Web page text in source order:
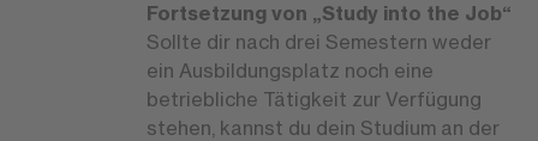
Fortsetzung von „Study into the Job“
Sollte dir nach drei Semestern weder
ein Ausbildungsplatz noch eine
betriebliche Tätigkeit zur Verfügung
stehen, kannst du dein Studium an der